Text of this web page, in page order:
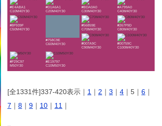
#E4ABA1
C10M40Y30
#D1A6A1
C20M40Y30
#BDA0A0
C30M40Y30
#A799A0
C40M40Y30
#8F939F
C50M40Y30
#758C9E
C60M40Y30
#56859E
C70M40Y30
#267F9D
C80M40Y30
#007A9C
C90M40Y30
#00759C
C100M40Y30
#F29C97
M50Y30
#E19797
C10M50Y30
[全1331件]337-420表示｜ 1 ｜ 2 ｜ 3 ｜ 4 ｜5｜ 6 ｜
7 ｜ 8 ｜ 9 ｜ 10 ｜ 11 ｜